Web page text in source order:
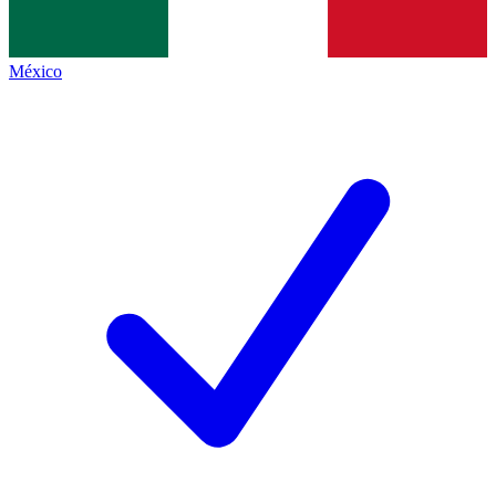
México